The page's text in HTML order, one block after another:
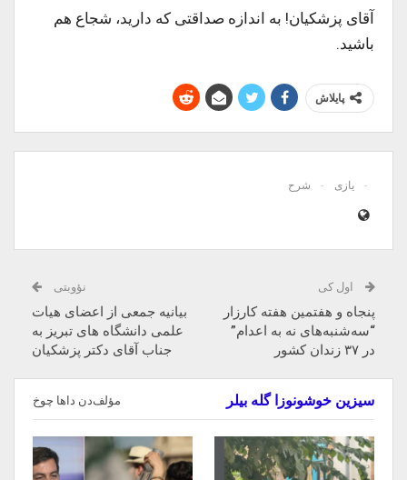
آقای پزشکیان! به اندازه صداقتی که دارید، شجاع هم
باشید.
پایلاش
یازی شرح
اول کی
پنجاه و هفتمین هفته کارزار
“سه‌شنبه‌های نه به اعدام”
در ۳۷ زندان کشور
نؤوبتی
بیانیه جمعی از اعضای هیات
علمی دانشگاه های تبریز به
جناب آقای دکتر پزشکیان
سیزین خوشونوزا گله بیلر مؤلف‌دن داها چوخ